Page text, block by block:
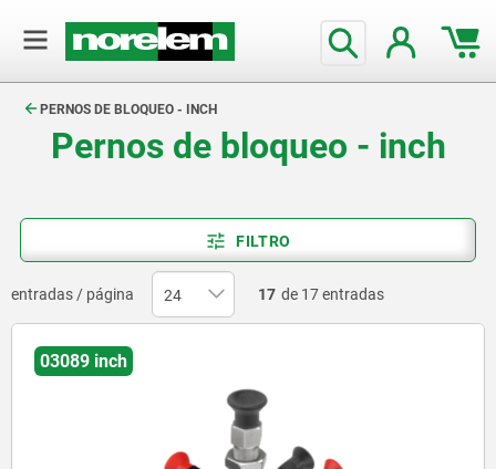
PERNOS DE BLOQUEO - INCH
Pernos de bloqueo - inch
FILTRO
entradas / página 17 de 17 entradas
03089 inch